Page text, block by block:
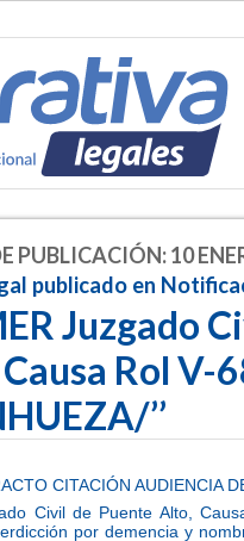
PUBLICACIÓN: 10
publicado en
Juzgado
Rol V-
’’
CITACIÓN AUDIENCIA
Civil de Puente Alto,
por demencia y